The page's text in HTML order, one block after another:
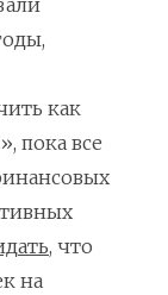
как
пока все
, что
на